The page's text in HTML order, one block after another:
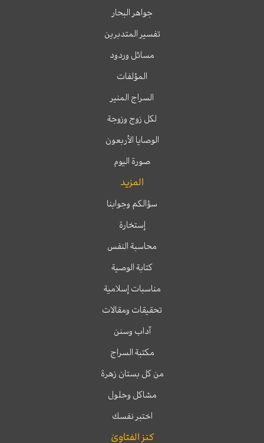
جواهر البحار
تفسير المتدبرين
مسائل وردود
المؤلفات
السراج المنير
لكل زوج وزوجة
الوصايا الأربعون
صورة اليوم
المزيد
سؤالكم وجوابنا
إستخارة
محاسبة النفس
كتابة الوصية
مناسبات إسلامية
تحقيقات ومقالات
آداب وسنن
مكتبة السراج
من كل بستان زهرة
مشاكل وحلول
اختبر نفسك
كنز الفتاوىٰ